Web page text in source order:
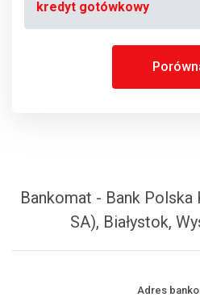
kredyt gotówkowy
Bankomat - Bank Polska
SA), Białystok,
Adres